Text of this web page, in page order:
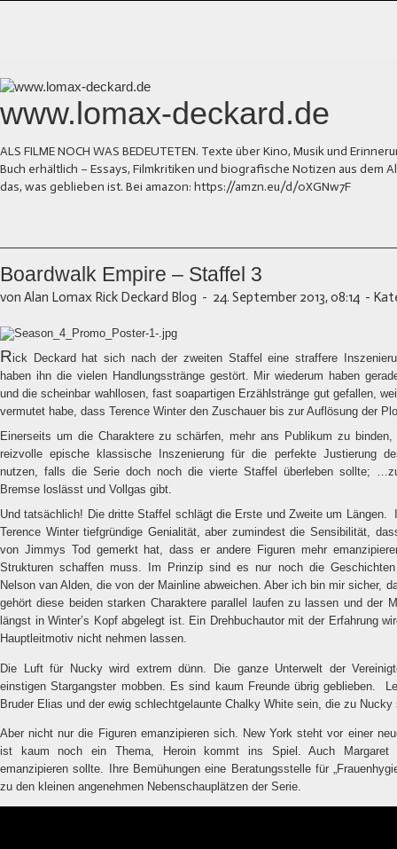
www.lomax-deckard.de
ALS FILME NOCH WAS BEDEUTETEN. Texte über Kino, Musik und
Buch erhältlich – Essays, Filmkritiken und biografische Notizen aus dem
das, was geblieben ist. Bei amazon: https://amzn.eu/d/0XGNw7F
Boardwalk Empire – Staffel 3
von Alan Lomax Rick Deckard Blog - 24. September 2013, 08:14 -
Rick Deckard hat sich nach der zweiten Staffel eine straffere
haben ihn die vielen Handlungsstränge gestört. Mir wiederum haben
und die scheinbar wahllosen, fast soapartigen Erzählstränge gut gefallen,
vermutet habe, dass Terence Winter den Zuschauer bis zur Auflösung der
Einerseits um die Charaktere zu schärfen, mehr ans Publikum zu
reizvolle epische klassische Inszenierung für die perfekte Justierung
nutzen, falls die Serie doch noch die vierte Staffel überleben sollte;
Bremse loslässt und Vollgas gibt.
Und tatsächlich! Die dritte Staffel schlägt die Erste und Zweite um Längen.
Terence Winter tiefgründige Genialität, aber zumindest die Sensibilität,
von Jimmys Tod gemerkt hat, dass er andere Figuren mehr
Strukturen schaffen muss. Im Prinzip sind es nur noch die
Nelson van Alden, die von der Mainline abweichen. Aber ich bin mir sicher,
gehört diese beiden starken Charaktere parallel laufen zu lassen und der
längst in Winter’s Kopf abgelegt ist. Ein Drehbuchautor mit der Erfahrung
Hauptleitmotiv nicht nehmen lassen.
Die Luft für Nucky wird extrem dünn. Die ganze Unterwelt der
einstigen Stargangster mobben. Es sind kaum Freunde übrig geblieben.
Bruder Elias und der ewig schlechtgelaunte Chalky White sein, die zu Nucky
Aber nicht nur die Figuren emanzipieren sich. New York steht vor einer
ist kaum noch ein Thema, Heroin kommt ins Spiel. Auch
emanzipieren sollte. Ihre Bemühungen eine Beratungsstelle für
zu den kleinen angenehmen Nebenschauplätzen der Serie.